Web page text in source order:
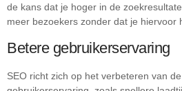
de kans dat je hoger in de
meer bezoekers zonder dat je hiervoor
Betere gebruikerservaring
SEO richt zich op het verbeteren van